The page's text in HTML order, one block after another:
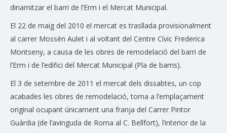
dinamitzar el barri de l’Erm i el Mercat Municipal.
El 22 de maig del 2010 el mercat es trasllada provisionalment
al carrer Mossèn Aulet i al voltant del Centre Cívic Frederica
Montseny, a causa de les obres de remodelació del barri de
l’Erm i de l’edifici del Mercat Municipal (Pla de barris).
El 3 de setembre de 2011 el mercat dels dissabtes, un cop
acabades les obres de remodelació, torna a l’emplaçament
original ocupant únicament una franja del Carrer Pintor
Guàrdia (de l’avinguda de Roma al C. Bellfort), l’interior de la